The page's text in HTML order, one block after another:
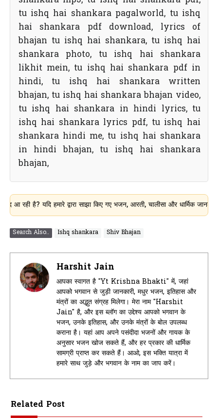
tu ishq hai shankara pagalworld, tu ishq
hai shankara pdf download, lyrics of
bhajan tu ishq hai shankara, tu ishq hai
shankara photo, tu ishq hai shankara
likhit mein, tu ishq hai shankara pdf in
hindi, tu ishq hai shankara written
bhajan, tu ishq hai shankara bhajan video,
tu ishq hai shankara in hindi lyrics, tu
ishq hai shankara lyrics pdf, tu ishq hai
shankara hindi me, tu ishq hai shankara
in hindi bhajan, tu ishq hai shankara
bhajan,
यदि हमारे द्वारा साझा किए गए भजन, आरती, चालीसा और धार्मिक
Search Also.. Ishq shankara Shiv Bhajan
Harshit Jain
आपका स्वागत है "Yt Krishna Bhakti" में, जहां
आपको भगवान से जुड़ी जानकारी, मधुर भजन, इतिहास और
मंत्रों का अद्भुत संग्रह मिलेगा। मेरा नाम "Harshit
Jain" है, और इस ब्लॉग का उद्देश्य आपको भगवान के
भजन, उनके इतिहास, और उनके मंत्रों के बोल उपलब्ध
कराना है। यहां आप अपने पसंदीदा भजनों और गायक के
अनुसार भजन खोज सकते हैं, और हर प्रकार की धार्मिक
सामग्री प्राप्त कर सकते हैं। आओ, इस भक्ति यात्रा में
हमारे साथ जुड़े और भगवान के नाम का जाप करें।
Related Post